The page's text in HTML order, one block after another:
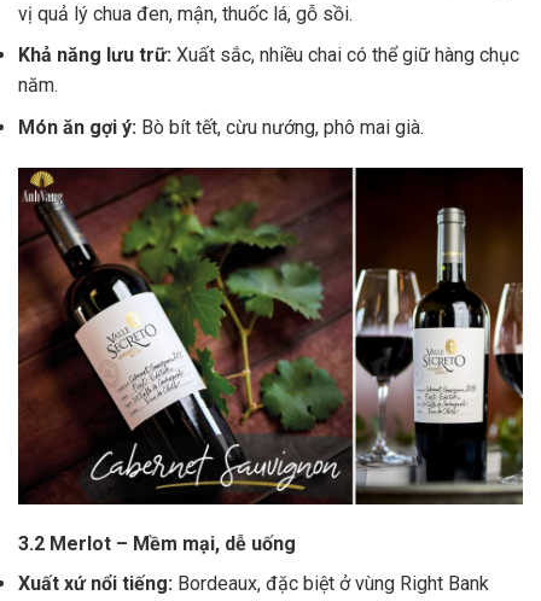
vị quả lý chua đen, mận, thuốc lá, gỗ sồi.
Khả năng lưu trữ: Xuất sắc, nhiều chai có thể giữ hàng chục
năm.
Món ăn gợi ý: Bò bít tết, cừu nướng, phô mai già.
3.2 Merlot – Mềm mại, dễ uống
Xuất xứ nổi tiếng: Bordeaux, đặc biệt ở vùng Right Bank